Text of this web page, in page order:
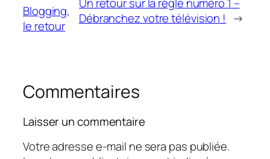
Blogging,
le retour
Débranchez votre télévision ! →
Commentaires
Laisser un commentaire
Votre adresse e-mail ne sera pas publiée.